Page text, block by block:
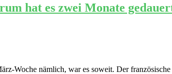
hat es zwei Monate
Woche nämlich, war es soweit. Der